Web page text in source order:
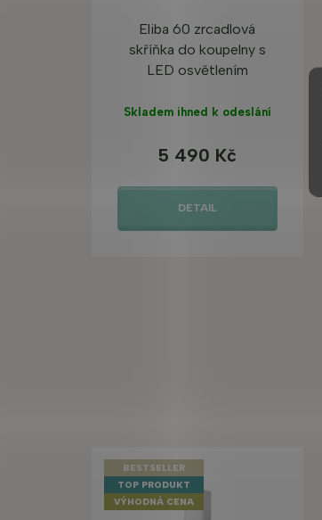
Eliba 60 zrcadlová
skříňka do koupelny s
LED osvětlením
Skladem ihned k odeslání
5 490 Kč
DETAIL
BESTSELLER
TOP PRODUKT
VÝHODNÁ CENA